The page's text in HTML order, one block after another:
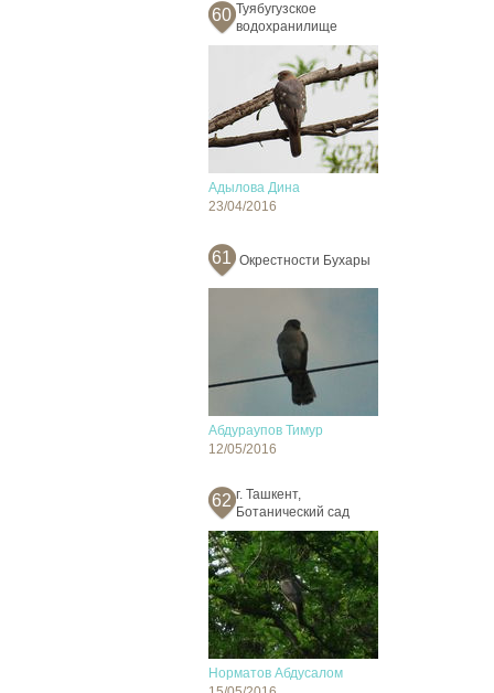
60 Туябугузское
водохранилище
Адылова Дина
23/04/2016
61 Окрестности Бухары
Абдураупов Тимур
12/05/2016
62 г. Ташкент,
Ботанический сад
Норматов Абдусалом